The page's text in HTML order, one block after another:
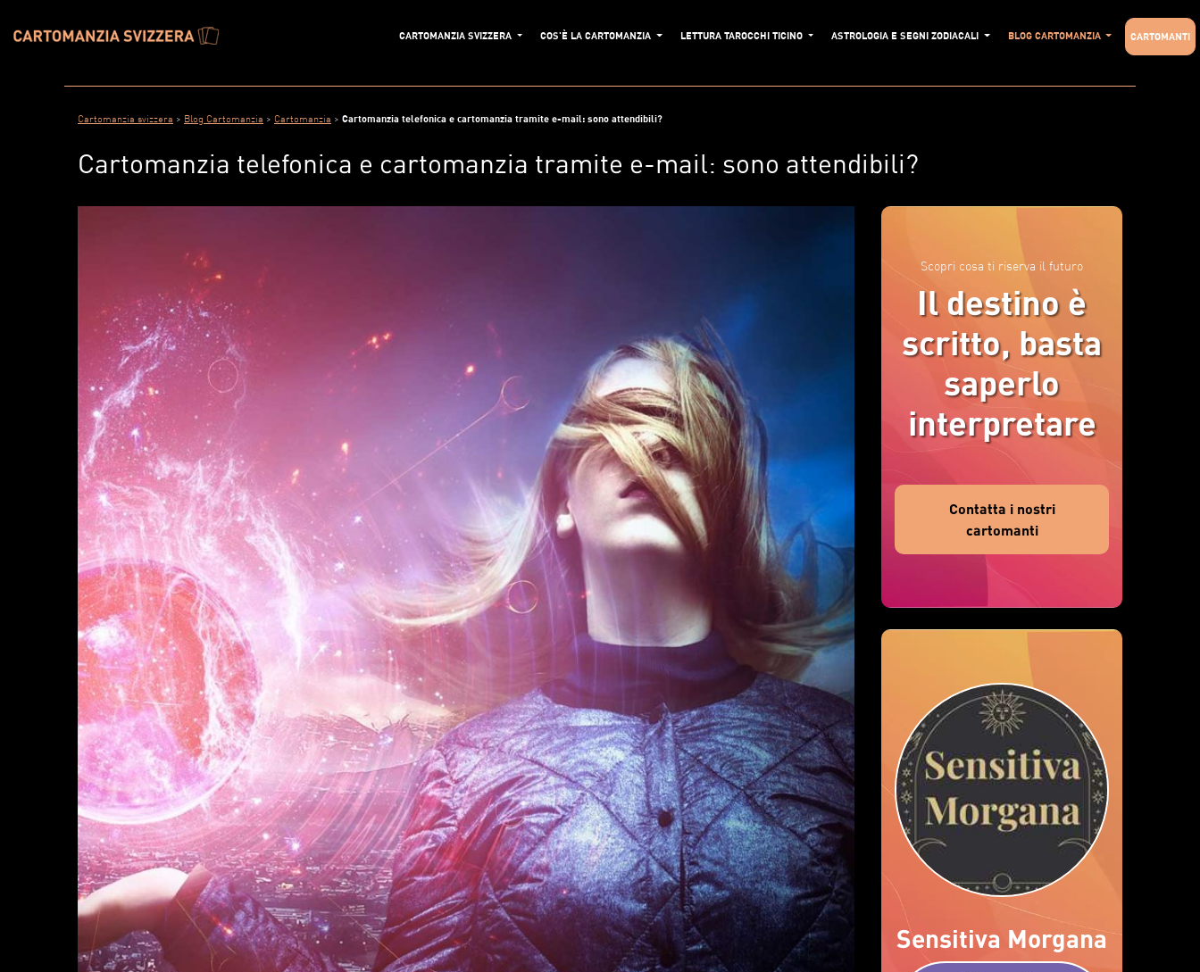
CARTOMANZIA SVIZZERA COS'È LA CARTOMANZIA LETTURA TAROCCHI TICINO ASTROLOGIA E SEGNI ZODIACALI BLOG CARTOMANZIA CARTOMANTI
Cartomanzia svizzera > Blog Cartomanzia > Cartomanzia > Cartomanzia telefonica e cartomanzia tramite e-mail: sono attendibili?
Cartomanzia telefonica e cartomanzia tramite e-mail: sono attendibili?
Scopri cosa ti riserva il futuro
Il destino è
scritto, basta
saperlo
interpretare
Contatta i nostri
cartomanti
Sensitiva Morgana